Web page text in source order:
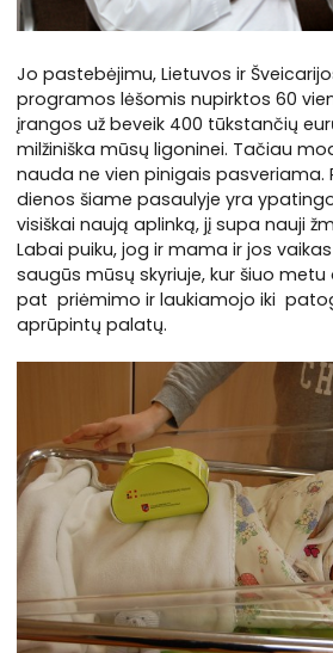
Jo pa­ste­bė­ji­mu, Lietuvos ir
programos lėšomis nupirktos 60
įrangos už beveik 400 tūkstančių
milžiniška mūsų ligoninei. Tačiau
nauda ne vien pinigais pasveriama.
dienos šiame pasaulyje yra
visiškai naują aplinką, jį supa nauji
Labai puiku, jog ir mama ir jos
saugūs mūsų skyriuje, kur šiuo
pat priėmimo ir laukiamojo iki
aprūpintų palatų.